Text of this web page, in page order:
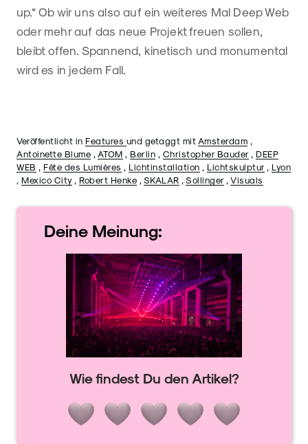
up.“ Ob wir uns also auf ein weiteres Mal Deep Web
oder mehr auf das neue Projekt freuen sollen,
bleibt offen. Spannend, kinetisch und monumental
wird es in jedem Fall.
Veröffentlicht in Features und getaggt mit Amsterdam
Antoinette Blume
ATOM Berlin Christopher Bauder, DEEP
WEB
Fête des Lumières Lichtinstallation Lichtskulptur, Lyon
Mexico City, Robert Henke SKALAR Sollinger, Visuals
Deine Meinung:
Wie findest Du den Artikel?